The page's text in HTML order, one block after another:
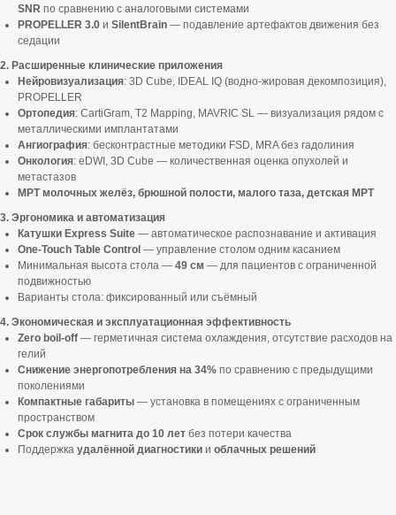
SNR по сравнению с аналоговыми системами
PROPELLER 3.0 и SilentBrain — подавление артефактов движения без
седации
2. Расширенные клинические приложения
Нейровизуализация: 3D Cube, IDEAL IQ (водно-жировая декомпозиция),
PROPELLER
Ортопедия: CartiGram, T2 Mapping, MAVRIC SL — визуализация рядом с
металлическими имплантатами
Ангиография: бесконтрастные методики FSD, MRA без гадолиния
Онкология: eDWI, 3D Cube — количественная оценка опухолей и
метастазов
МРТ молочных желёз, брюшной полости, малого таза, детская МРТ
3. Эргономика и автоматизация
Катушки Express Suite — автоматическое распознавание и активация
One-Touch Table Control — управление столом одним касанием
Минимальная высота стола — 49 см — для пациентов с ограниченной
подвижностью
Варианты стола: фиксированный или съёмный
4. Экономическая и эксплуатационная эффективность
Zero boil-off — герметичная система охлаждения, отсутствие расходов на
гелий
Снижение энергопотребления на 34% по сравнению с предыдущими
поколениями
Компактные габариты — установка в помещениях с ограниченным
пространством
Срок службы магнита до 10 лет без потери качества
Поддержка удалённой диагностики и облачных решений